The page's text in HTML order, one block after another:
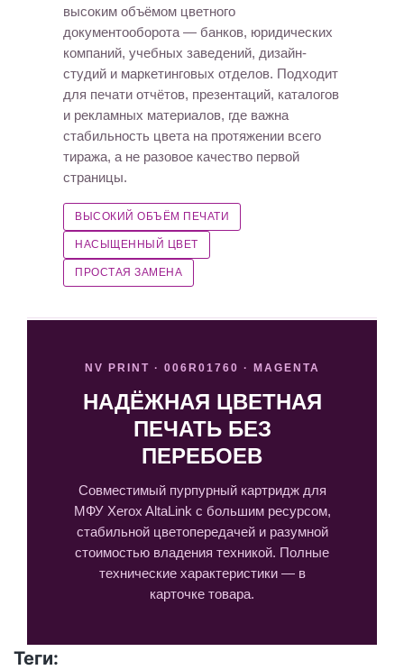
высоким объёмом цветного
документооборота — банков, юридических
компаний, учебных заведений, дизайн-
студий и маркетинговых отделов. Подходит
для печати отчётов, презентаций, каталогов
и рекламных материалов, где важна
стабильность цвета на протяжении всего
тиража, а не разовое качество первой
страницы.
ВЫСОКИЙ ОБЪЁМ ПЕЧАТИ
НАСЫЩЕННЫЙ ЦВЕТ
ПРОСТАЯ ЗАМЕНА
NV PRINT · 006R01760 · MAGENTA
НАДЁЖНАЯ ЦВЕТНАЯ
ПЕЧАТЬ БЕЗ
ПЕРЕБОЕВ
Совместимый пурпурный картридж для
МФУ Xerox AltaLink с большим ресурсом,
стабильной цветопередачей и разумной
стоимостью владения техникой. Полные
технические характеристики — в
карточке товара.
Теги: